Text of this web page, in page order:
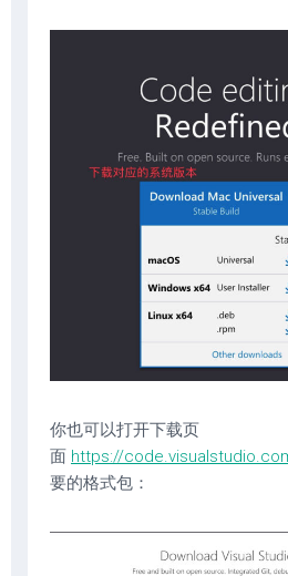
你也可以打开下载页
面 https://
要的格式包：